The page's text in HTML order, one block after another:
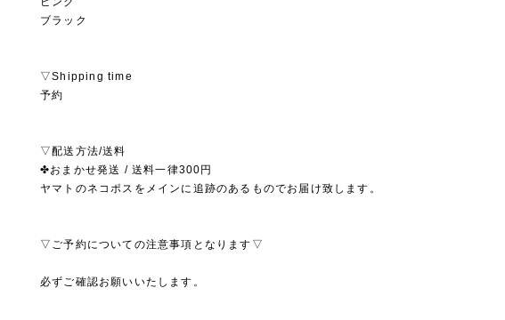
ブラック
▽Shipping time
予約
▽配送方法/送料
✤おまかせ発送 / 送料一律300円
ヤマトのネコポスをメインに追跡のあるものでお届け致します。
▽ご予約についての注意事項となります▽
必ずご確認お願いいたします。